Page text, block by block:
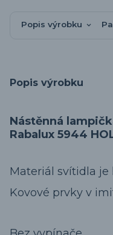
Popis výrobku
Popis výrobku
Nástěnná
Rabalux 5944
Materiál svítidla je
Kovové prvky v